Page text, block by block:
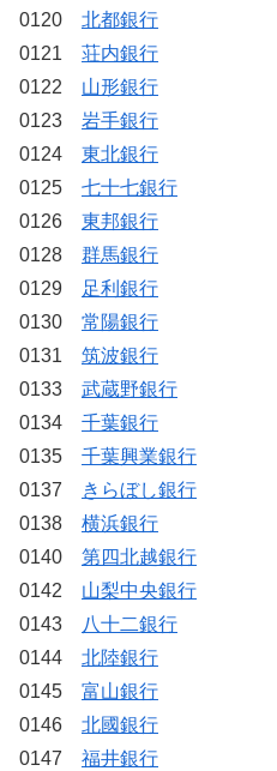
0120 北都銀行
0121 荘内銀行
0122 山形銀行
0123 岩手銀行
0124 東北銀行
0125 七十七銀行
0126 東邦銀行
0128 群馬銀行
0129
足利銀行
0130 常陽銀行
0131 筑波銀行
0133 武蔵野銀行
0134 千葉銀行
0135 千葉興業銀行
0137
きらぼし銀行
0138 横浜銀行
0140 第四北越銀行
0142 山梨中央銀行
0143
八十二銀行
0144 北陸銀行
0145 富山銀行
0146 北國銀行
0147 福井銀行